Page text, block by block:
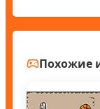
Похожие